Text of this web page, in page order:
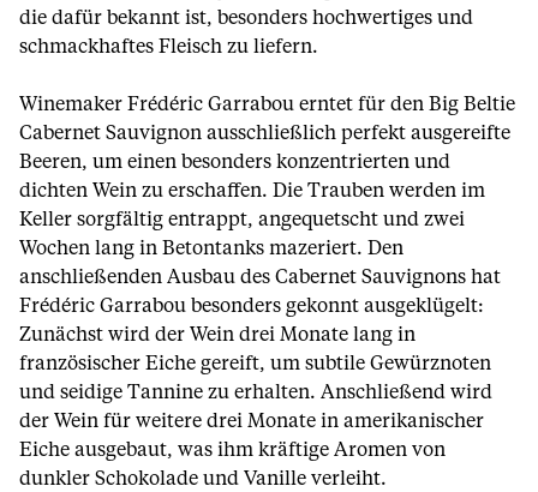
die dafür bekannt ist, besonders hochwertiges und
schmackhaftes Fleisch zu liefern.
Winemaker Frédéric Garrabou erntet für den Big Beltie
Cabernet Sauvignon ausschließlich perfekt ausgereifte
Beeren, um einen besonders konzentrierten und
dichten Wein zu erschaffen. Die Trauben werden im
Keller sorgfältig entrappt, angequetscht und zwei
Wochen lang in Betontanks mazeriert. Den
anschließenden Ausbau des Cabernet Sauvignons hat
Frédéric Garrabou besonders gekonnt ausgeklügelt:
Zunächst wird der Wein drei Monate lang in
französischer Eiche gereift, um subtile Gewürznoten
und seidige Tannine zu erhalten. Anschließend wird
der Wein für weitere drei Monate in amerikanischer
Eiche ausgebaut, was ihm kräftige Aromen von
dunkler Schokolade und Vanille verleiht.